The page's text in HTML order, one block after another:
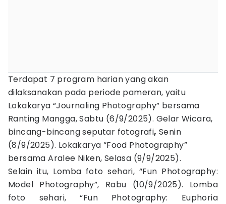
Terdapat 7 program harian yang akan
dilaksanakan pada periode pameran, yaitu
Lokakarya “Journaling Photography” bersama
Ranting Mangga, Sabtu (6/9/2025). Gelar Wicara,
bincang-bincang seputar fotografi, Senin
(8/9/2025). Lokakarya “Food Photography”
bersama Aralee Niken, Selasa (9/9/2025).
Selain itu, Lomba foto sehari, “Fun Photography:
Model Photography”, Rabu (10/9/2025). Lomba
foto sehari, “Fun Photography: Euphoria